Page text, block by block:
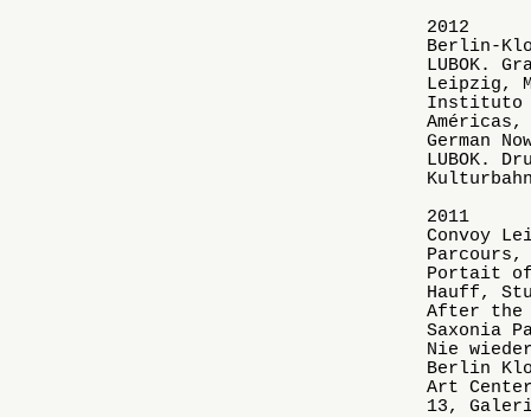
2012
Berlin-
LUBOK.
Leipzig,
Instituto
Américas,
German
LUBOK.
2011
Convoy
Parcours,
Portait of
Hauff,
After the
Saxonia
Nie
Berlin
Art
13,